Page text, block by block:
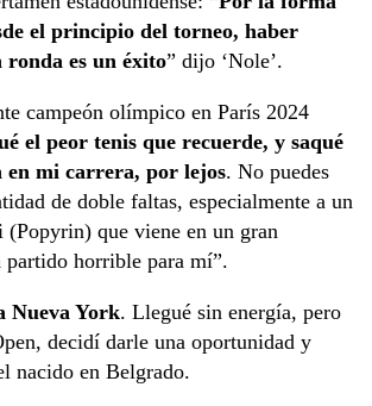
el principio del torneo, haber
ronda es un éxito” dijo ‘Nole’.
campeón olímpico en París 2024
el peor tenis que recuerde, y saqué
en mi carrera, por lejos. No puedes
de doble faltas, especialmente a un
que viene en un gran
partido horrible para mí”.
Nueva York. Llegué sin energía, pero
decidí darle una oportunidad y
nacido en Belgrado.